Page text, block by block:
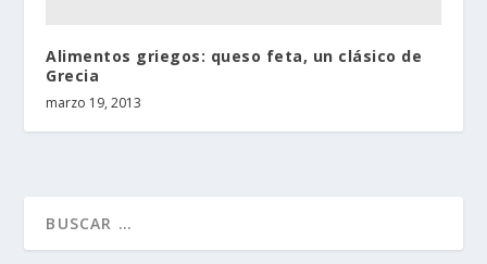
Alimentos griegos: queso feta, un clásico de
Grecia
marzo 19, 2013